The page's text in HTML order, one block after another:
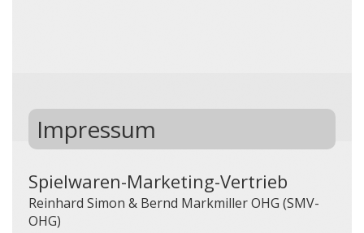
Impressum
Spielwaren-Marketing-Vertrieb
Reinhard Simon & Bernd Markmiller OHG (SMV-
OHG)